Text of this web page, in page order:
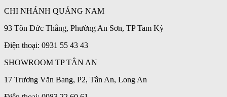
CHI NHÁNH QUẢNG NAM
93 Tôn Đức Thắng, Phường An Sơn, TP Tam Kỳ
Điện thoại: 0931 55 43 43
SHOWROOM TP TÂN AN
17 Trương Văn Bang, P2, Tân An, Long An